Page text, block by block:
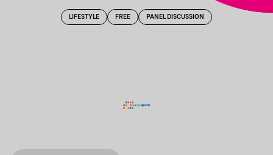
LIFESTYLE FREE PANEL DISCUSSION